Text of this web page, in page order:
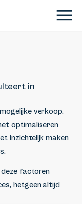
in
verkoop.
optimaliseren
inzichtelijk maken
factoren
hetgeen altijd